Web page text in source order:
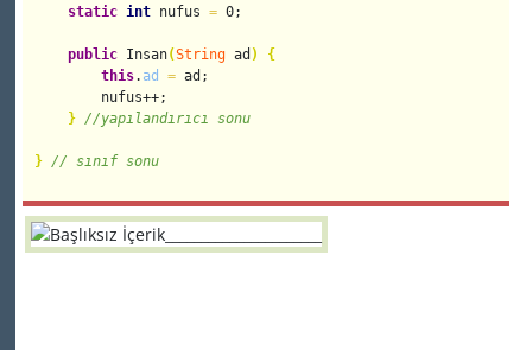
static int nufus = 0;
public Insan(String ad )
{
this. ad = ad;
        nufus++;
} //yapılandırıcı sonu
} // sınıf sonu